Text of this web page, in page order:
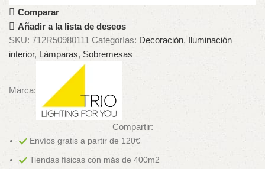
Comparar
Añadir a la lista de deseos
SKU: 712R50980111 Categorías: Decoración, Iluminación
interior, Lámparas, Sobremesas
Marca:
Compartir:
Envíos gratis a partir de 120€
Tiendas físicas con más de 400m2